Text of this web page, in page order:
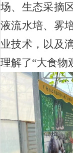
场、生态采摘
液流水培、雾
业技术，以及
理解了“大食物